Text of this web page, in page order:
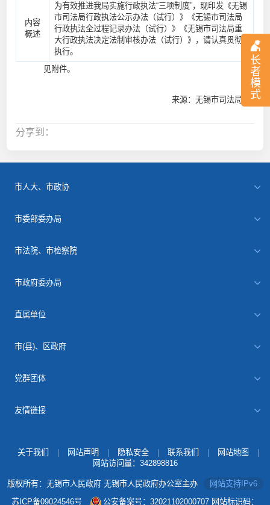
长
者
模
式
内容
概述
为有效推进我局实施行政执法“三项制度”，现印发《无锡
市司法局行政执法公示办法（试行）》《无锡市司法局
行政执法全过程记录办法（试行）》《无锡市司法局重
大行政执法决定法制审核办法（试行）》，请认真贯彻
执行。
见附件。
来源：无锡市司法局
分享到：
市人大、市政协
市委部委办局
市法院、市检察院
市政府委办局
直属单位
市(县)、区政府
党群团体
友情链接
关于我们 网站声明 隐私安全 联系我们 网站地图
网站访问量： 342898816
版权所有：无锡市人民政府 无锡市人民政府办公室主办
网站支持IPv6
苏ICP备09024546号
公安备案号：32021102000707 网站标识码：